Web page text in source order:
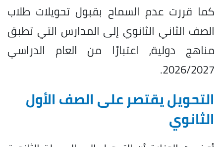
كما قررت عدم السماح بقبول تحويلات طلاب
الصف الثاني الثانوي إلى المدارس التي تطبق
مناهج دولية، اعتبارًا من العام الدراسي
2026/2027.
التحويل يقتصر على الصف الأول
الثانوي